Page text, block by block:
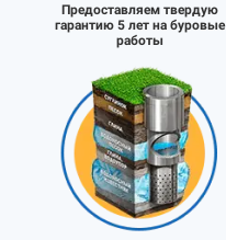
Предоставляем твердую
гарантию 5 лет на буровые
работы